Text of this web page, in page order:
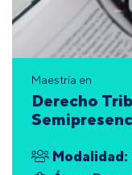
Maestría en
Derecho
Modalidad: